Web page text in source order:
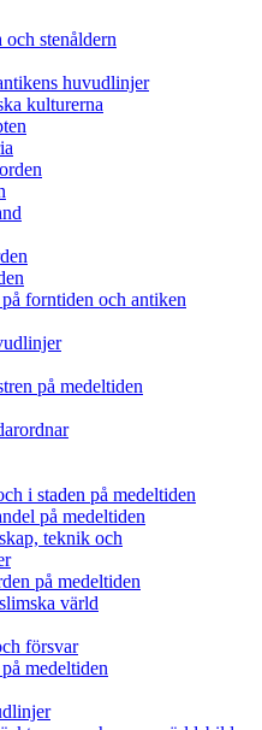
stenåldern
huvudlinjer
kulturerna
forntiden och antiken
på medeltiden
i staden på medeltiden
på medeltiden
teknik och
på medeltiden
värld
försvar
medeltiden